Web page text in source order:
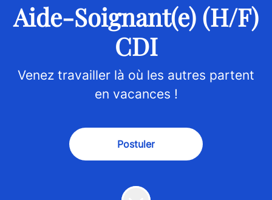
Aide-Soignant(e) (H/F)
CDI
Venez travailler là où les autres partent
en vacances !
Postuler